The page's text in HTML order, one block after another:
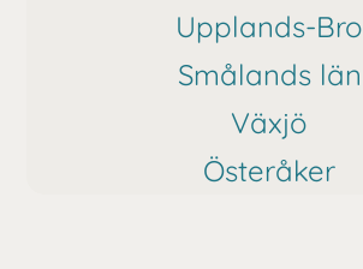
Upplands-Bro
Smålands län
Växjö
Österåker